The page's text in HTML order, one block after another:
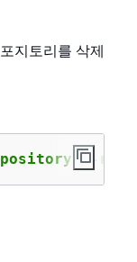
지토리를 삭제
--